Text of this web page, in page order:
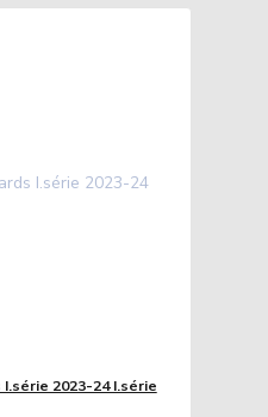
2023-24 I.série